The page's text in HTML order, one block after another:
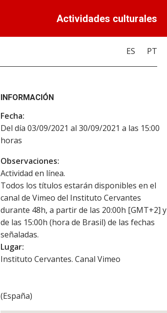
Actividades culturales
ES PT
INFORMACIÓN
Fecha:
Del día 03/09/2021 al 30/09/2021 a las 15:00
horas
Observaciones:
Actividad en línea.
Todos los títulos estarán disponibles en el
canal de Vimeo del Instituto Cervantes
durante 48h, a partir de las 20:00h [GMT+2] y
de las 15:00h (hora de Brasil) de las fechas
señaladas.
Lugar:
Instituto Cervantes. Canal Vimeo
(España)